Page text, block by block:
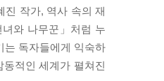
진 작가, 역사 속의 재
와 나무꾼」처럼 누
는 독자들에게 익숙하
적인 세계가 펼쳐진